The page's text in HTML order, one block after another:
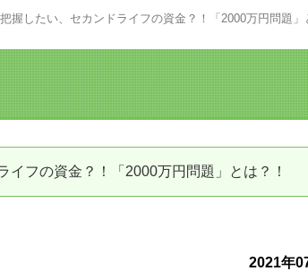
の売却 不動産売却成功の
修繕・リフォーム
ら安心して購入できる仕組み リニュアル仲介で
握したい、セカンドライフの資金？！「2000万円問題」
フの資金？！「2000万円問題」とは？！
2021年